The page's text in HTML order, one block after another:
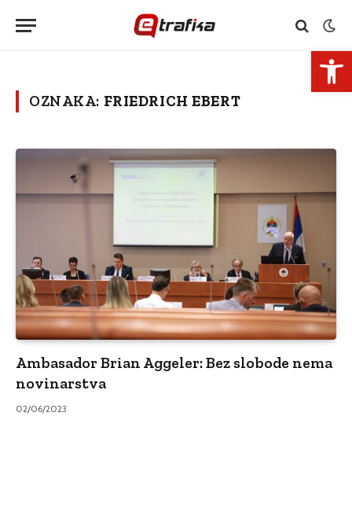
OZNAKA: FRIEDRICH EBERT
Ambasador Brian Aggeler: Bez slobode nema
novinarstva
02/06/2023